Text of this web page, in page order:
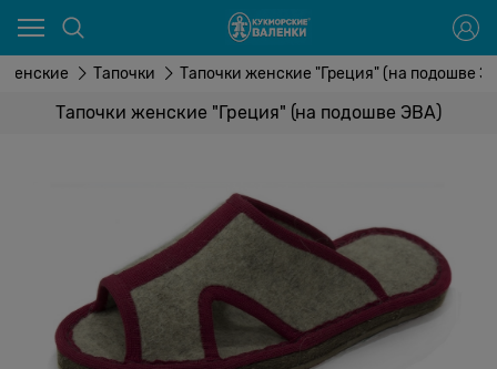
Женские Тапочки Тапочки женские "Греция" (на подошве
Тапочки женские "Греция" (на подошве ЭВА)